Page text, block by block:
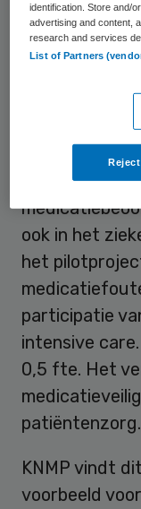
KNMP kent
veilig,
medicijnen bij
Bovendien
ook in het
het
participatie
intensive
0,5 fte. Het
patiëntenzorg.
KNMP vindt
voorbeeld
identification. Store and/
advertising and content,
research and services
List of Partners
Reject